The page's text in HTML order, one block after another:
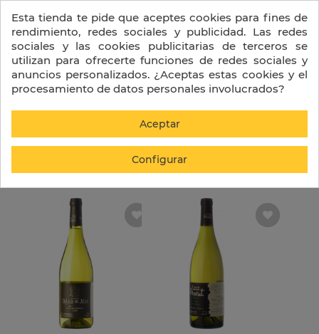
0
Oller del Mas
Esta tienda te pide que aceptes cookies para fines de
rendimiento, redes sociales y publicidad. Las redes
sociales y las cookies publicitarias de terceros se
utilizan para ofrecerte funciones de redes sociales y
anuncios personalizados. ¿Aceptas estas cookies y el
procesamiento de datos personales involucrados?
Aceptar
Configurar